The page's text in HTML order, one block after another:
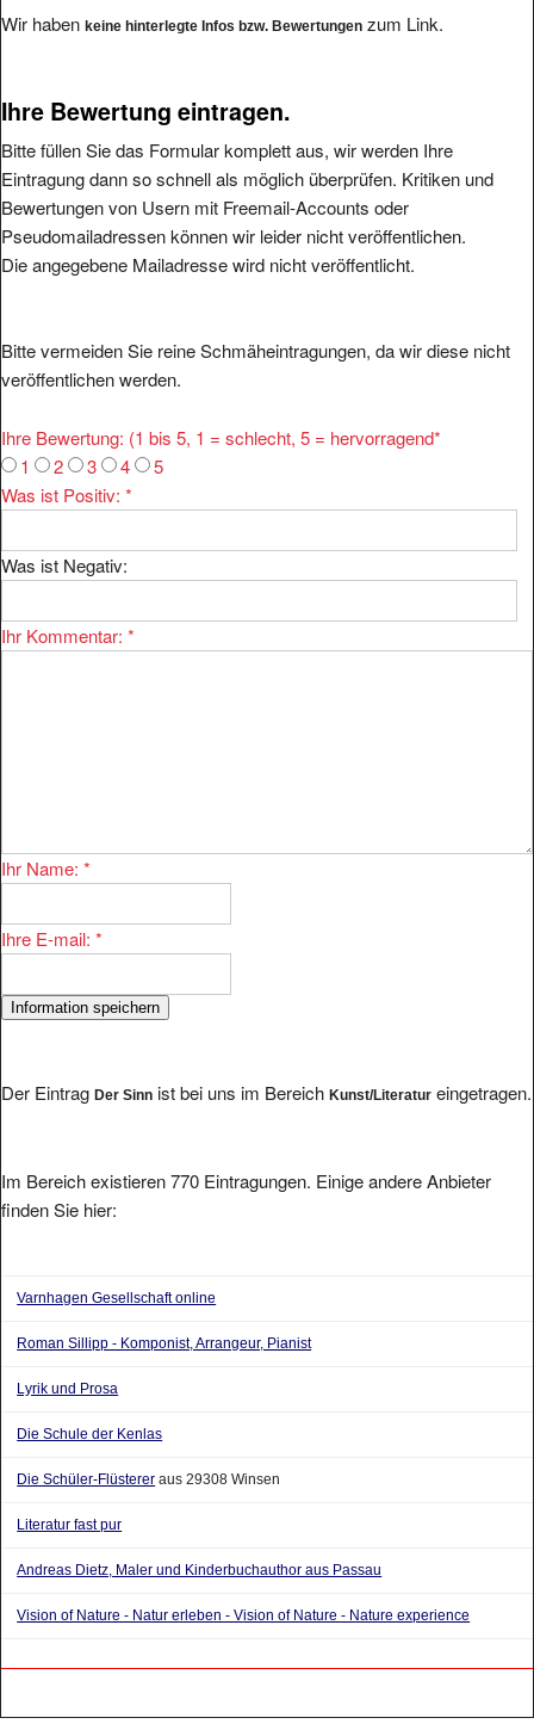
Wir haben keine hinterlegte Infos bzw. Bewertungen zum Link.
Ihre Bewertung eintragen.
Bitte füllen Sie das Formular komplett aus, wir werden Ihre
Eintragung dann so schnell als möglich überprüfen. Kritiken und
Bewertungen von Usern mit Freemail-Accounts oder
Pseudomailadressen können wir leider nicht veröffentlichen.
Die angegebene Mailadresse wird nicht veröffentlicht.
Bitte vermeiden Sie reine Schmäheintragungen, da wir diese nicht
veröffentlichen werden.
Ihre Bewertung: (1 bis 5, 1 = schlecht, 5 = hervorragend*
1
2 3 4
5
Was ist Positiv: *
Was ist Negativ:
Ihr Kommentar: *
Ihr Name: *
Ihre E-mail: *
Der Eintrag Der Sinn ist bei uns im Bereich Kunst/Literatur eingetragen.
Im Bereich existieren 770 Eintragungen. Einige andere Anbieter
finden Sie hier:
Varnhagen Gesellschaft online
Roman Sillipp - Komponist, Arrangeur, Pianist
Lyrik und Prosa
Die Schule der Kenlas
Die Schüler-Flüsterer aus 29308 Winsen
Literatur fast pur
Andreas Dietz, Maler und Kinderbuchauthor aus Passau
Vision of Nature - Natur erleben - Vision of Nature - Nature experience